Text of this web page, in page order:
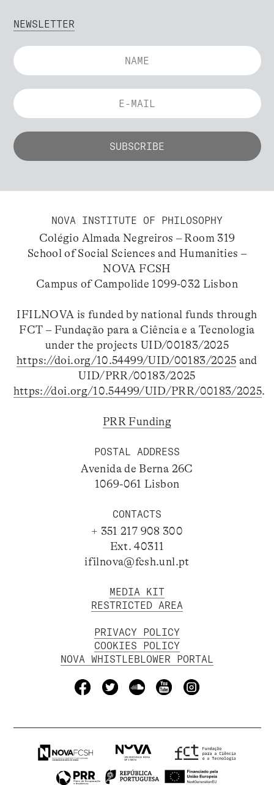
NEWSLETTER
NOVA INSTITUTE OF PHILOSOPHY
Colégio Almada Negreiros – Room 319
School of Social Sciences and Humanities –
NOVA FCSH
Campus of Campolide 1099-032 Lisbon
IFILNOVA is funded by national funds through
FCT – Fundação para a Ciência e a Tecnologia
under the projects UID/00183/2025
https://doi.org/10.54499/UID/00183/2025 and
UID/PRR/00183/2025
https://doi.org/10.54499/UID/PRR/00183/2025.
PRR Funding
POSTAL ADDRESS
Avenida de Berna 26C
1069-061 Lisbon
CONTACTS
+ 351 217 908 300
Ext. 40311
ifilnova@fcsh.unl.pt
MEDIA KIT
RESTRICTED AREA
PRIVACY POLICY
COOKIES POLICY
NOVA WHISTLEBLOWER PORTAL